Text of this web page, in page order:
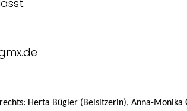
Herta Bügler (Beisitzerin), Anna-